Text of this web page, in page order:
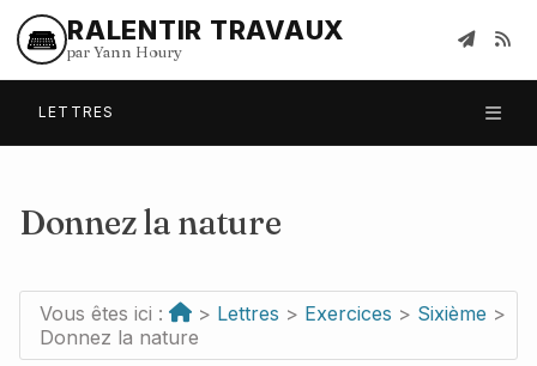
RALENTIR TRAVAUX
par Yann Houry
LETTRES
Donnez la nature
Vous êtes ici : > Lettres > Exercices > Sixième >
Donnez la nature